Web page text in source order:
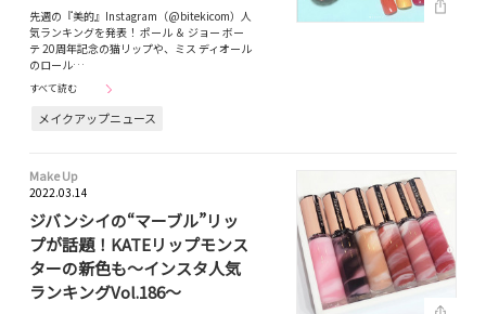
先週の『美的』Instagram（@bitekicom）人
気ランキングを発表！ ポール ＆ ジョー ボー
テ 20周年記念の猫リップや、ミス ディオール
のロール…
すべて読む
メイクアップニュース
Make Up
2022.03.14
ジバンシイの“マーブル”リッ
プが話題！KATEリップモンス
ターの新色も～インスタ人気
ランキングVol.186～